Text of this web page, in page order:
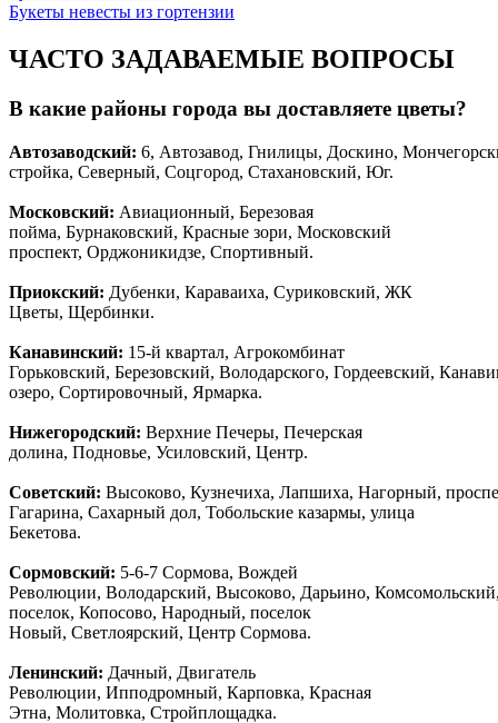
Букеты невесты из гортензии
ЧАСТО ЗАДАВАЕМЫЕ ВОПРОСЫ
В какие районы города вы доставляете цветы?
Автозаводский: 6, Автозавод, Гнилицы, Доскино,
стройка, Северный, Соцгород, Стахановский, Юг.
Московский: Авиационный, Березовая
пойма, Бурнаковский, Красные зори, Московский
проспект, Орджоникидзе, Спортивный.
Приокский: Дубенки, Караваиха, Суриковский, ЖК
Цветы, Щербинки.
Канавинский: 15-й квартал, Агрокомбинат
Горьковский, Березовский, Володарского, Гордеевский,
озеро, Сортировочный, Ярмарка.
Нижегородский: Верхние Печеры, Печерская
долина, Подновье, Усиловский, Центр.
Советский: Высоково, Кузнечиха, Лапшиха, Нагорный,
Гагарина, Сахарный дол, Тобольские казармы, улица
Бекетова.
Сормовский: 5-6-7 Сормова, Вождей
Революции, Володарский, Высоково, Дарьино,
поселок, Копосово, Народный, поселок
Новый, Светлоярский, Центр Сормова.
Ленинский: Дачный, Двигатель
Революции, Ипподромный, Карповка, Красная
Этна, Молитовка, Стройплощадка.